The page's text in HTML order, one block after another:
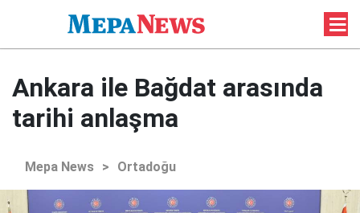
Ankara ile Bağdat arasında
tarihi anlaşma
Mepa News > Ortadoğu